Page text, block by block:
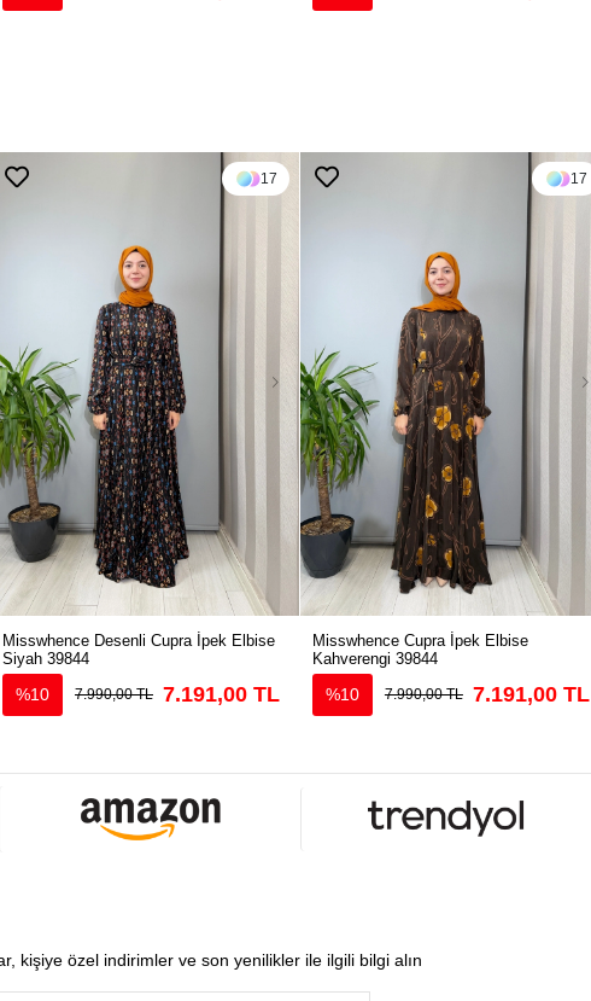
17
Misswhence Desenli Cupra İpek Elbise
Siyah 39844
%10 7.990,00 TL 7.191,00 TL
17
Misswhence Cupra İpek Elbise
Kahverengi 39844
%10 7.990,00 TL 7.191,00 TL
kişiye özel indirimler ve son yenilikler ile ilgili bilgi alın